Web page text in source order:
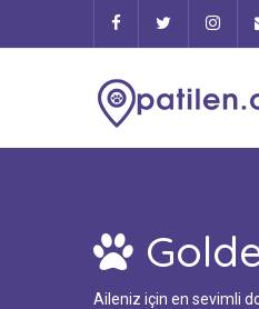
Aileniz için en sevimli